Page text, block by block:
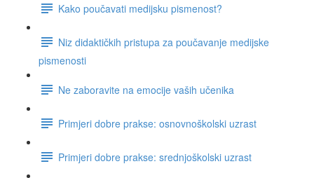
Kako poučavati medijsku pismenost?
Niz didaktičkih pristupa za poučavanje medijske
pismenosti
Ne zaboravite na emocije vaših učenika
Primjeri dobre prakse: osnovnoškolski uzrast
Primjeri dobre prakse: srednjoškolski uzrast